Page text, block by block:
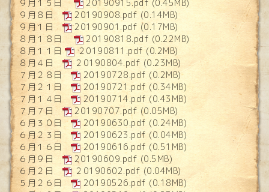
９月１５日
20190915.pdf (0.45MB)
９月８日
20190908.pdf (0.14MB)
９月１日
20190901.pdf (0.17MB)
８月１８日
20190818.pdf (0.22MB)
８月１１日
２0190811.pdf (0.2MB)
８月４日
２0190804.pdf (0.23MB)
７月２８日
20190728.pdf (0.2MB)
７月２１日
20190721.pdf (0.34MB)
７月１４日
20190714.pdf (0.43MB)
７月７日
20190707.pdf (0.05MB)
６月３０日
20190630.pdf (0.24MB)
６月２３日
20190623.pdf (0.04MB)
６月１６日
20190616.pdf (0.51MB)
６月９日
20190609.pdf (0.5MB)
６月２日
２0190602.pdf (0.04MB)
５月２６日
20190526.pdf (0.18MB)